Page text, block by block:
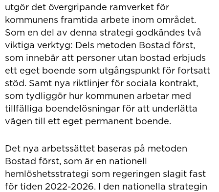
utgör det övergripande ramverket för
kommunens framtida arbete inom området.
Som en del av denna strategi godkändes två
viktiga verktyg: Dels metoden Bostad först,
som innebär att personer utan bostad erbjuds
ett eget boende som utgångspunkt för fortsatt
stöd. Samt nya riktlinjer för sociala kontrakt,
som tydliggör hur kommunen arbetar med
tillfälliga boendelösningar för att underlätta
vägen till ett eget permanent boende.
Det nya arbetssättet baseras på metoden
Bostad först, som är en nationell
hemlöshetsstrategi som regeringen slagit fast
för tiden 2022-2026. I den nationella strategin